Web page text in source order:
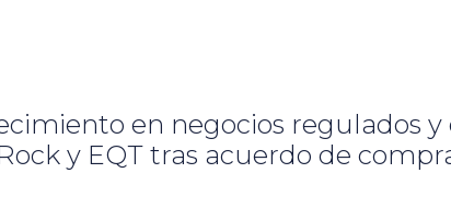
en negocios regulados y
y EQT tras acuerdo de